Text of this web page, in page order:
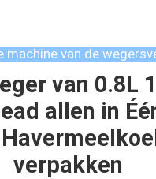
machine van de
van 0.8L
allen in
verpakken